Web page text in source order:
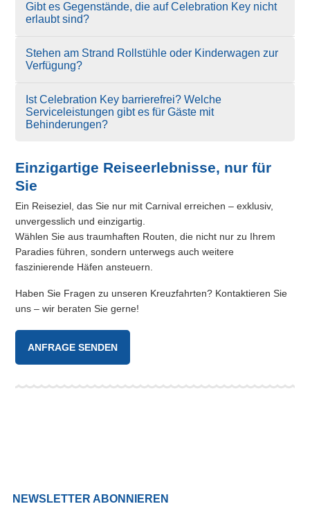
Gibt es Gegenstände, die auf Celebration Key nicht
erlaubt sind?
Stehen am Strand Rollstühle oder Kinderwagen zur
Verfügung?
Ist Celebration Key barrierefrei? Welche
Serviceleistungen gibt es für Gäste mit
Behinderungen?
Einzigartige Reiseerlebnisse, nur für
Sie
Ein Reiseziel, das Sie nur mit Carnival erreichen – exklusiv,
unvergesslich und einzigartig.
Wählen Sie aus traumhaften Routen, die nicht nur zu Ihrem
Paradies führen, sondern unterwegs auch weitere
faszinierende Häfen ansteuern.
Haben Sie Fragen zu unseren Kreuzfahrten? Kontaktieren Sie
uns – wir beraten Sie gerne!
ANFRAGE SENDEN
NEWSLETTER ABONNIEREN